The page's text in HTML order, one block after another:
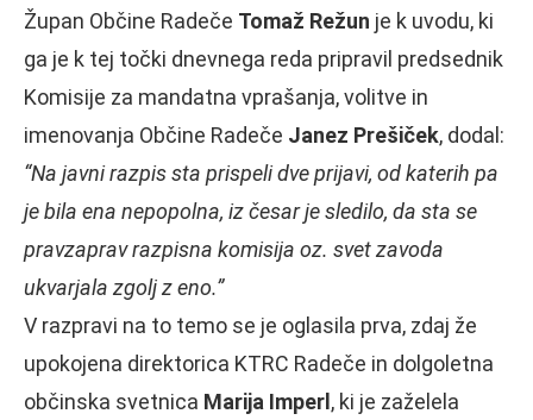
Župan Občine Radeče Tomaž Režun je k uvodu, ki
ga je k tej točki dnevnega reda pripravil predsednik
Komisije za mandatna vprašanja, volitve in
imenovanja Občine Radeče Janez Prešiček, dodal:
“Na javni razpis sta prispeli dve prijavi, od katerih pa
je bila ena nepopolna, iz česar je sledilo, da sta se
pravzaprav razpisna komisija oz. svet zavoda
ukvarjala zgolj z eno.”
V razpravi na to temo se je oglasila prva, zdaj že
upokojena direktorica KTRC Radeče in dolgoletna
občinska svetnica Marija Imperl , ki je zaželela